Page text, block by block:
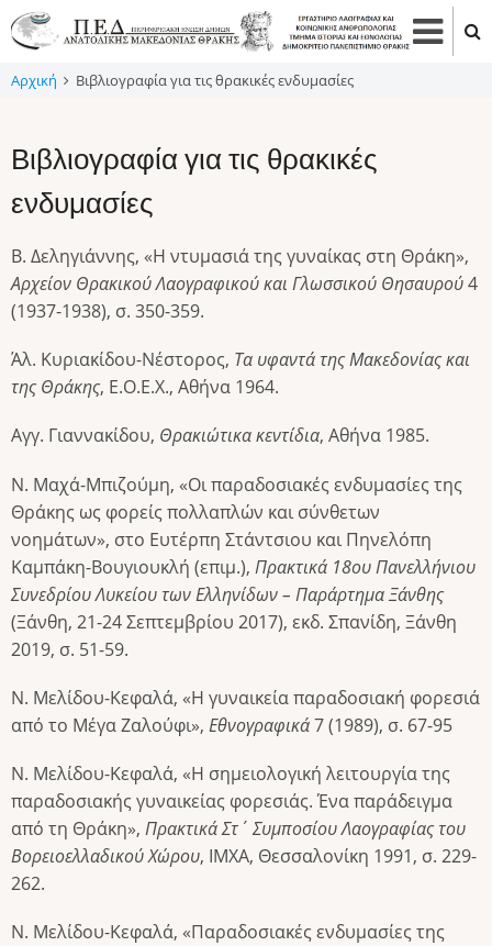
Παράκαμψη
προς
κυρίως
Αρχική Βιβλιογραφία για τις θρακικές ενδυμασίες
Βιβλιογραφία για τις θρακικές
ενδυμασίες
Β. Δεληγιάννης, «Η ντυμασιά της γυναίκας στη Θράκη»,
Αρχείον Θρακικού Λαογραφικού και Γλωσσικού Θησαυρού4
(1937-1938), σ. 350-359.
Άλ. Κυριακίδου-Νέστορος, Τα υφαντά της Μακεδονίας και
της Θράκης, Ε.Ο.Ε.Χ., Αθήνα 1964.
Αγγ. Γιαννακίδου, Θρακιώτικα κεντίδια, Αθήνα 1985.
Ν. Μαχά-Μπιζούμη, «Οι παραδοσιακές ενδυμασίες της
Θράκης ως φορείς πολλαπλών και σύνθετων
νοημάτων», στο Ευτέρπη Στάντσιου και Πηνελόπη
Καμπάκη-Βουγιουκλή (επιμ.), Πρακτικά 18ου Πανελλήνιου
Συνεδρίου Λυκείου των Ελληνίδων – Παράρτημα Ξάνθης
(Ξάνθη, 21-24 Σεπτεμβρίου 2017), εκδ. Σπανίδη, Ξάνθη
2019, σ. 51-59.
Ν. Μελίδου-Κεφαλά, «Η γυναικεία παραδοσιακή φορεσιά
από το Μέγα Ζαλούφι», Εθνογραφικά7 (1989), σ. 67-95
Ν. Μελίδου-Κεφαλά, «Η σημειολογική λειτουργία της
παραδοσιακής γυναικείας φορεσιάς. Ένα παράδειγμα
από τη Θράκη», Πρακτικά Στ΄ Συμποσίου Λαογραφίας του
Βορειοελλαδικού Χώρου, ΙΜΧΑ, Θεσσαλονίκη 1991, σ. 229-
262.
Ν. Μελίδου-Κεφαλά, «Παραδοσιακές ενδυμασίες της